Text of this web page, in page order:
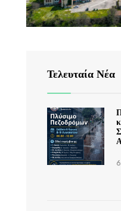
Τελευταία Νέα